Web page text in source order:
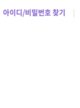
아이디/비밀번호 찾기 |